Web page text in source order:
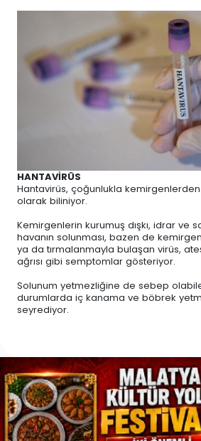
HANTAVİRÜS
Hantavirüs, çoğunlukla
olarak biliniyor.
Kemirgenlerin kurumuş dışkı, idrar ve
havanın solunması, bazen de kemirgen
ya da tırmalanmayla bulaşan virüs,
ağrısı gibi semptomlar gösteriyor.
Solunum yetmezliğine de sebep
durumlarda iç kanama ve böbrek
seyrediyor.